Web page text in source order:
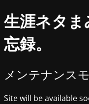
生涯ネタ
忘録。
メンテナンス
Site will be available